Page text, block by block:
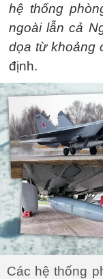
hệ thống
ngoài lẫn cả
dọa từ khoảng
định.
Các hệ thống